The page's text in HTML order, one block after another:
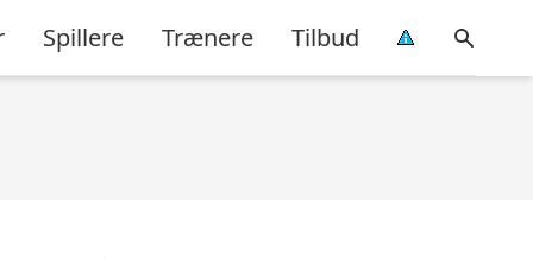
Spillere Trænere Tilbud